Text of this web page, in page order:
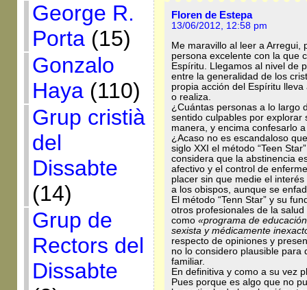
George R.
Porta(15)
Gonzalo
Haya(110)
Grup cristià
del
Dissabte
(14)
Grup de
Rectors del
Dissabte
Floren de Estepa
13/06/2012, 12:58 pm
Me maravillo al leer a Arregui,
persona excelente con la que
Espíritu. Llegamos al nivel de
entre la generalidad de los
propia acción del Espíritu
o realiza.
¿Cuántas personas a lo largo
sentido culpables por explorar
manera, y encima confesarlo
¿Acaso no es escandaloso
siglo XXI el método “Teen
considera que la abstinencia
afectivo y el control de
placer sin que medie el
a los obispos, aunque se
El método “Tenn Star” y su
otros profesionales de la
como «programa de
sexista y médicamente
respecto de opiniones y
no lo considero plausible para
familiar.
En definitiva y como a su vez
Pues porque es algo que no